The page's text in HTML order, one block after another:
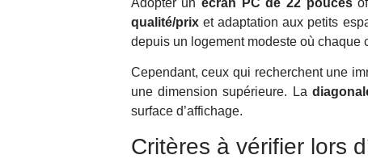
qualité/prixet adaptation aux petits
depuis un logement modeste où chaque
Cependant, ceux qui recherchent une
une dimension supérieure. La
surface d’affichage.
Critères à vérifier lors